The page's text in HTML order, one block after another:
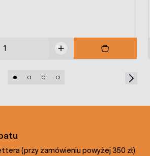
(przy zamówieniu powyżej 350 zł)